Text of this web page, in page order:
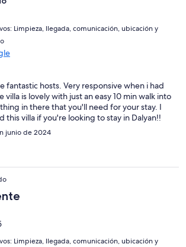
Limpieza, llegada, comunicación, ubicación y
fantastic hosts. Very responsive when i had
villa is lovely with just an easy 10 min walk into
in there that you'll need for your stay. I
this villa if you're looking to stay in Dalyan!!
junio de 2024
Limpieza, llegada, comunicación, ubicación y